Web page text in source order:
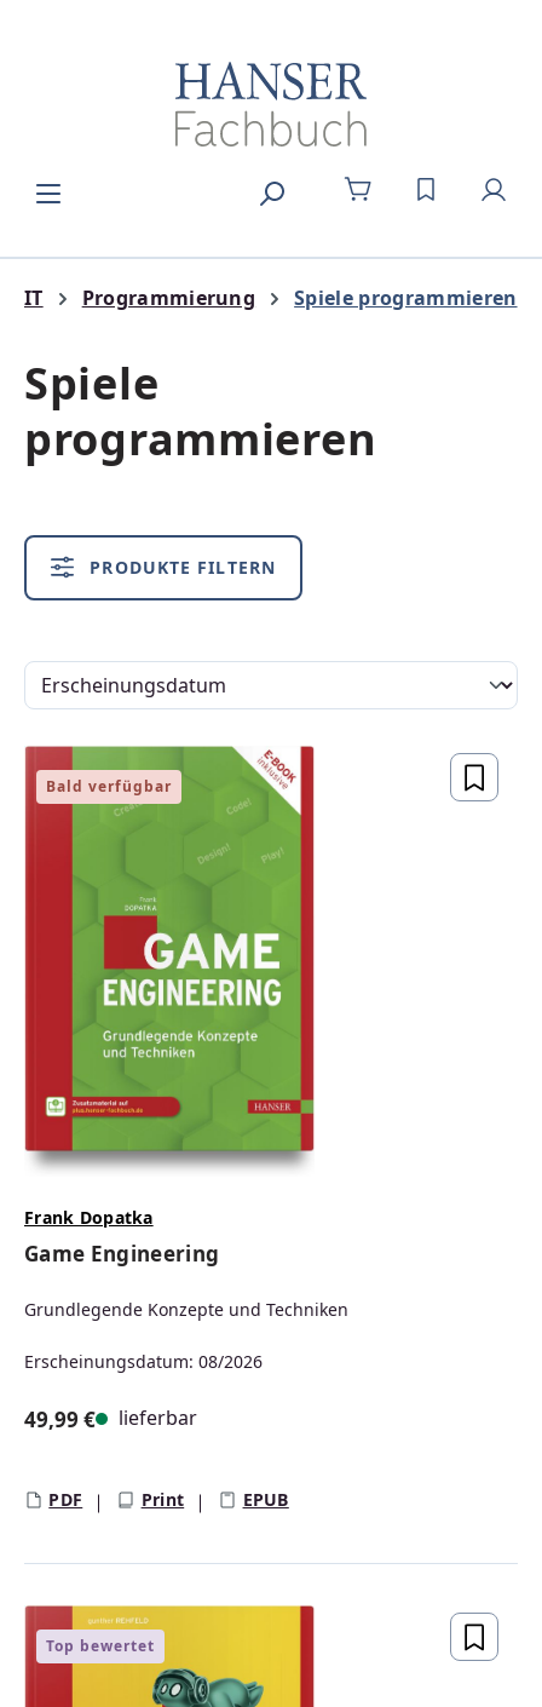
DU HAST 0
IT Programmierung Spiele programmieren
Spiele
programmieren
PRODUKTE FILTERN
Bald verfügbar
Frank Dopatka
Game Engineering
Grundlegende Konzepte und Techniken
Erscheinungsdatum: 08/2026
49,99 € lieferbar
PDF Print EPUB
Top bewertet